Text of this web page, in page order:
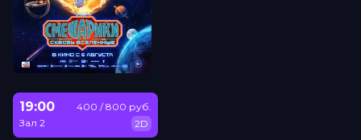
19:00
Зал 2
400 / 800 руб.
2D